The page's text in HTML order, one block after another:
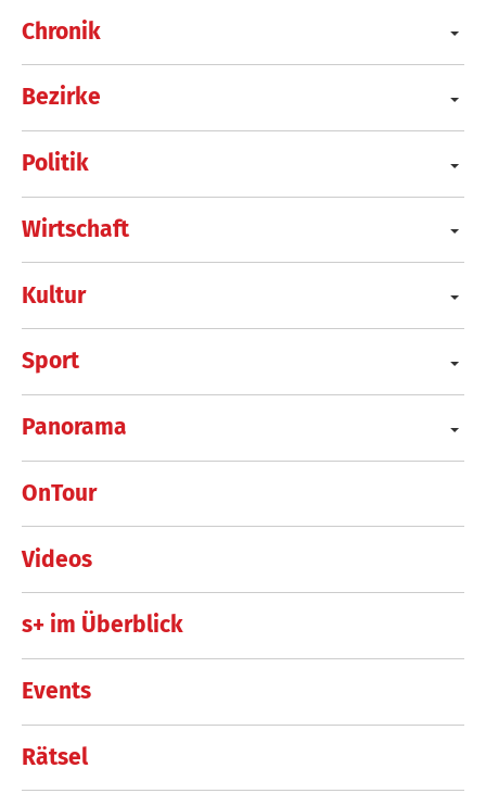
Chronik
Bezirke
Politik
Wirtschaft
Kultur
Sport
Panorama
OnTour
Videos
s+ im Überblick
Events
Rätsel